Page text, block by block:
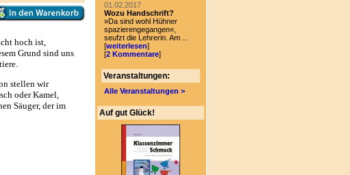
hoch ist,
Grund sind uns
stellen wir
oder Kamel,
Säuger, der im
01.02.2017
Wozu Handschrift?
»Da sind wohl Hühner
spazierengegangen«,
seufzt die Lehrerin. Am ...
[weiterlesen]
[2 Kommentare]
Veranstaltungen:
Alle Veranstaltungen >
Auf gut Glück!